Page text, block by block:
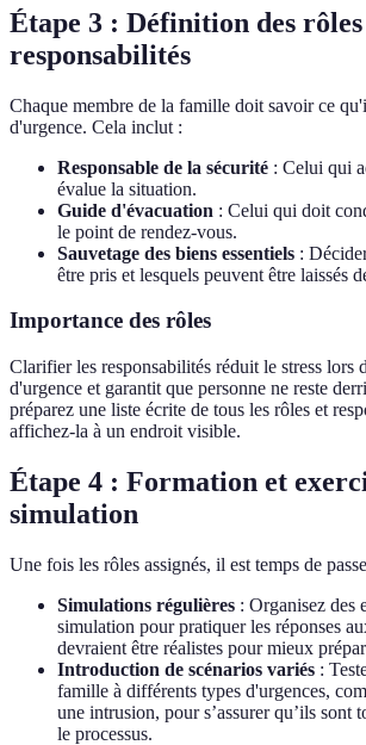
Étape 3 : Définition des
responsabilités
Chaque membre de la famille doit savoir ce
d'urgence. Cela inclut :
Responsable de la sécurité : Celui qui
évalue la situation.
Guide d'évacuation : Celui qui doit
le point de rendez-vous.
Sauvetage des biens essentiels :
être pris et lesquels peuvent être laissés
Importance des rôles
Clarifier les responsabilités réduit le stress lors
d'urgence et garantit que personne ne reste
préparez une liste écrite de tous les rôles et
affichez-la à un endroit visible.
Étape 4 : Formation et
simulation
Une fois les rôles assignés, il est temps de
Simulations régulières : Organisez des
simulation pour pratiquer les réponses
devraient être réalistes pour mieux
Introduction de scénarios variés :
famille à différents types d'urgences,
une intrusion, pour s’assurer qu’ils sont
le processus.